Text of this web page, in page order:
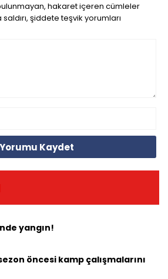
hakaret içeren cümleler
şiddete teşvik yorumları
Yorumu Kaydet
yangın!
öncesi kamp çalışmalarını